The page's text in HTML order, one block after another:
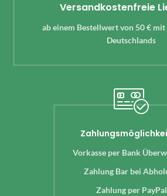
Versandkostenfreie
ab einem Bestellwert von 50 €
Deutschlands
Vorkasse per Bank
Zahlung Bar bei
Zahlung per PayPal